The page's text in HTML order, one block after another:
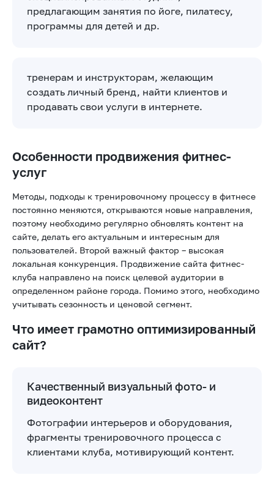
предлагающим занятия по йоге, пилатесу,
программы для детей и др.
тренерам и инструкторам, желающим
создать личный бренд, найти клиентов и
продавать свои услуги в интернете.
Особенности продвижения фитнес-
услуг
Методы, подходы к тренировочному процессу в фитнесе
постоянно меняются, открываются новые направления,
поэтому необходимо регулярно обновлять контент на
сайте, делать его актуальным и интересным для
пользователей. Второй важный фактор – высокая
локальная конкуренция. Продвижение сайта фитнес-
клуба направлено на поиск целевой аудитории в
определенном районе города. Помимо этого, необходимо
учитывать сезонность и ценовой сегмент.
Что имеет грамотно оптимизированный
сайт?
Качественный визуальный фото- и
видеоконтент
Фотографии интерьеров и оборудования,
фрагменты тренировочного процесса с
клиентами клуба, мотивирующий контент.